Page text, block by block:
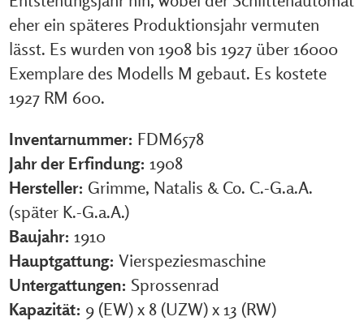
eher ein späteres Produktionsjahr vermuten
lässt. Es wurden von 1908 bis 1927 über 16000
Exemplare des Modells M gebaut. Es kostete
1927 RM 600.
Inventarnummer: FDM6578
Jahr der Erfindung: 1908
Hersteller: Grimme, Natalis & Co. C.-G.a.A.
(später K.-G.a.A.)
Baujahr: 1910
Hauptgattung: Vierspeziesmaschine
Untergattungen: Sprossenrad
Kapazität: 9 (EW) x 8 (UZW) x 13 (RW)